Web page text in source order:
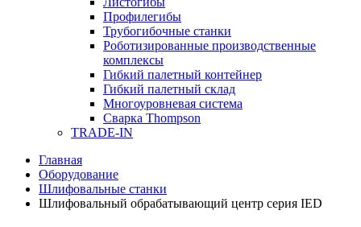
Профилегибы
Трубогибочные станки
Роботизированные производственные
комплексы
Гибкий палетный контейнер
Гибкий палетный склад
Многоуровневая система
Сварка Thompson
TRADE-IN
Главная
Оборудование
Шлифовальные станки
Шлифовальный обрабатывающий центр серия IED